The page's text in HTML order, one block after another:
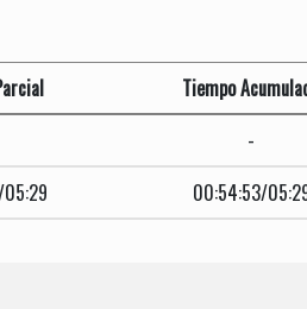
Tiempo
-
00:54:53/